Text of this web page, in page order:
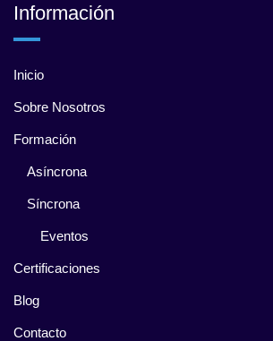
Información
Inicio
Sobre Nosotros
Formación
Asíncrona
Síncrona
Eventos
Certificaciones
Blog
Contacto